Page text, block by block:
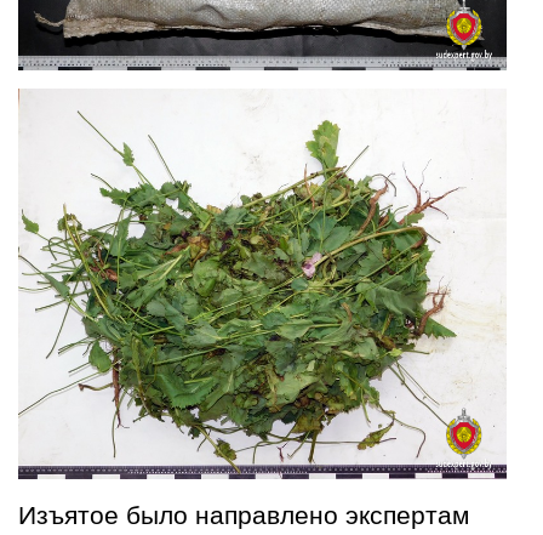
Изъятое было направлено экспертам